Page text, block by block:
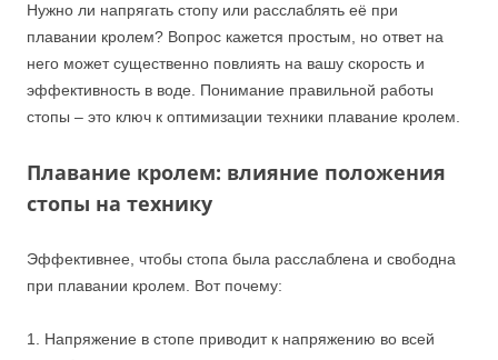
Нужно ли напрягать стопу или расслаблять её при
плавании кролем? Вопрос кажется простым, но ответ на
него может существенно повлиять на вашу скорость и
эффективность в воде. Понимание правильной работы
стопы – это ключ к оптимизации техники плавание кролем.
Плавание кролем: влияние положения
стопы на технику
Эффективнее, чтобы стопа была расслаблена и свободна
при плавании кролем. Вот почему:
1. Напряжение в стопе приводит к напряжению во всей